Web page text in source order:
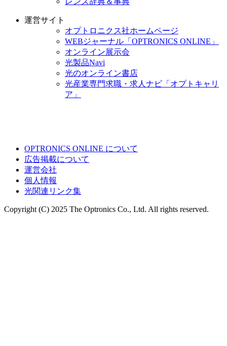
運営サイト
オプトロニクス社ホームページ
WEBジャーナル「OPTRONICS ONLINE」
オンライン展示会
光製品Navi
光のオンライン書店
光産業専門求職・求人ナビ「オプトキャリ
ア」
OPTRONICS ONLINE について
広告掲載について
運営会社
個人情報
光関連リンク集
Copyright (C) 2025 The Optronics Co., Ltd. All rights reserved.